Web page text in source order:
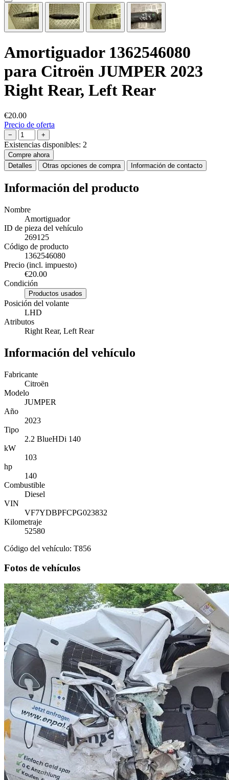
Amortiguador 1362546080
para Citroën JUMPER 2023
Right Rear, Left Rear
€20.00
Precio de oferta
− +
Existencias disponibles: 2
Compre ahora
Detalles
Otras opciones de compra Información de contacto
Información del producto
Nombre
Amortiguador
ID de pieza del vehículo
269125
Código de producto
1362546080
Precio (incl. impuesto)
€20.00
Condición
Productos usados
Posición del volante
LHD
Atributos
Right Rear, Left Rear
Información del vehículo
Fabricante
Citroën
Modelo
JUMPER
Año
2023
Tipo
2.2 BlueHDi 140
kW
103
hp
140
Combustible
Diesel
VIN
VF7YDBPFCPG023832
Kilometraje
52580
Código del vehículo: T856
Fotos de vehículos